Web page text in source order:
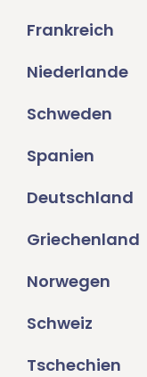
Frankreich
Niederlande
Schweden
Spanien
Deutschland
Griechenland
Norwegen
Schweiz
Tschechien